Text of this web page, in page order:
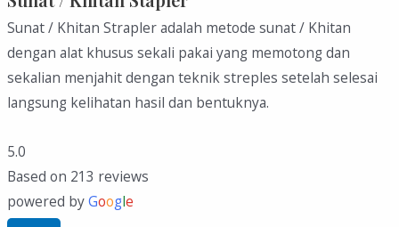
Sunat / Khitan Strapler adalah metode sunat / Khitan
dengan alat khusus sekali pakai yang memotong dan
sekalian menjahit dengan teknik streples setelah selesai
langsung kelihatan hasil dan bentuknya.
5.0
Based on 213 reviews
powered byGoogle